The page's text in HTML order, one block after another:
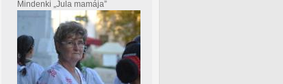
Mindenki „Jula mamája”